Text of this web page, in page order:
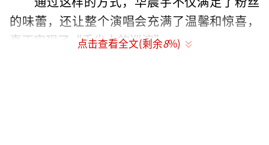
的味蕾，还让整个演唱会充满了温馨和惊喜，
真正实现了“舌尖上的巡演”。
点击查看全文(剩余8%)